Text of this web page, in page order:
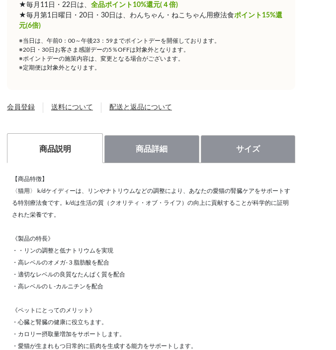
★毎月11日・22日は、 全品ポイント10%還元(４倍)
★毎月第1日曜日・20日・30日は、わんちゃん・ねこちゃん用療法食ポイント15%還
元(6倍)
※当日は、午前0：00～午後23：59までポイントデーを開催しております。
※20日・30日お客さま感謝デーの5％OFFは対象外となります。
※ポイントデーの施策内容は、変更となる場合がございます。
※定期便は対象外となります。
会員登録 送料について 配送と返品について
商品説明 商品詳細 サイズ
【商品特徴】
〈猫用〉 k/dケイディーは、リンやナトリウムなどの調整により、あなたの愛猫の腎臓ケアをサポートす
る特別療法食です。k/dは生活の質（クオリティ・オブ・ライフ）の向上に貢献することが科学的に証明
された栄養です。
《製品の特長》
・・リンの調整と低ナトリウムを実現
・高レベルのオメガ‐３脂肪酸を配合
・適切なレベルの良質なたんぱく質を配合
・高レベルのＬ-カルニチンを配合
《ペットにとってのメリット》
・心臓と腎臓の健康に役立ちます。
・カロリー摂取量増加をサポートします。
・愛猫が生まれもつ日常的に筋肉を生成する能力をサポートします。